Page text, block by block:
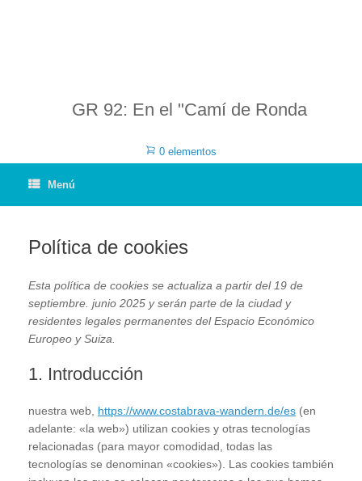
GR 92: En el "Camí de Ronda
0 elementos
Menú
Política de cookies
Esta política de cookies se actualiza a partir del 19 de
septiembre. junio 2025 y serán parte de la ciudad y
residentes legales permanentes del Espacio Económico
Europeo y Suiza.
1. Introducción
nuestra web, https://www.costabrava-wandern.de/es (en
adelante: «la web») utilizan cookies y otras tecnologías
relacionadas (para mayor comodidad, todas las
tecnologías se denominan «cookies»). Las cookies también